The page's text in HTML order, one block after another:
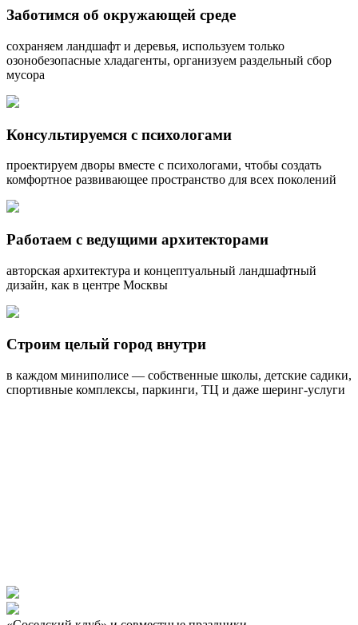
Заботимся об окружающей среде
сохраняем ландшафт и деревья, используем только
озонобезопасные хладагенты, организуем раздельный сбор
мусора
Консультируемся с психологами
проектируем дворы вместе с психологами, чтобы создать
комфортное развивающее пространство для всех поколений
Работаем с ведущими архитекторами
авторская архитектура и концептуальный ландшафтный
дизайн, как в центре Москвы
Строим целый город внутри
в каждом миниполисе — собственные школы, детские садики,
спортивные комплексы, паркинги, ТЦ и даже шеринг-услуги